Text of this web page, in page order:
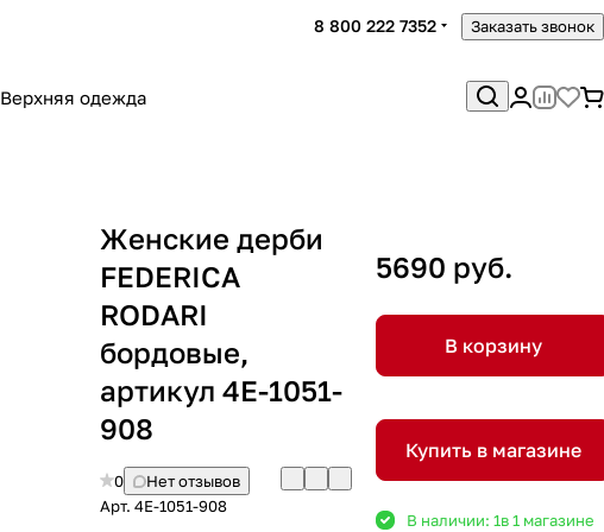
8 800 222 7352 Заказать звонок
Верхняя одежда
Женские дерби
FEDERICA
RODARI
бордовые,
артикул 4E-1051-
908
0
Нет отзывов
Арт. 4E-1051-908
5690 руб.
В корзину
Купить в магазине
В наличии: 1в 1 магазине